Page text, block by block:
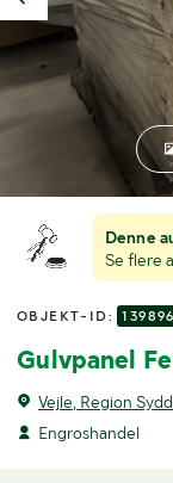
Denne
Se flere
OBJEKT-ID:
Gulvpanel
Vejle, Region
Engroshandel